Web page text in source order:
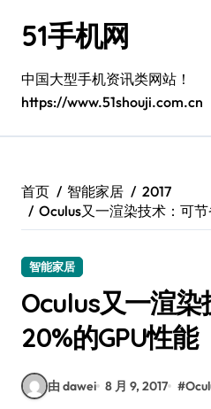
51手机网
中国大型手机资讯类网站！
https://www.51shouji.com.cn
首页 智能家居
2017
Oculus又一渲染技术：可
智能家居
Oculus又一渲
20%的GPU性能
由 dawei 8 月 9, 2017 #